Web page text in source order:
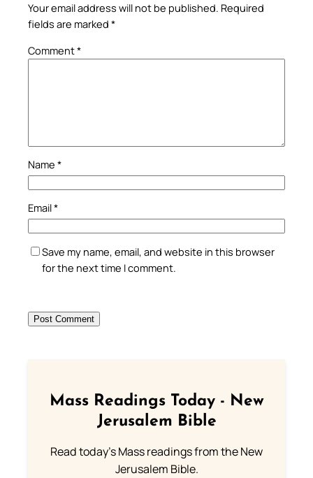
Your email address will not be published. Required
fields are marked *
Comment*
Name *
Email*
Save my name, email, and website in this browser
for the next time I comment.
Mass Readings Today - New
Jerusalem Bible
Read today's Mass readings from the New
Jerusalem Bible.